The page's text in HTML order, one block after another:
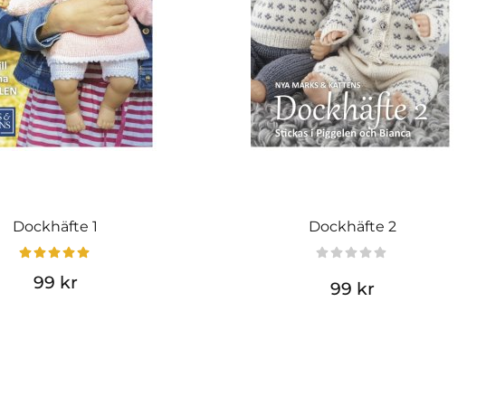
Dockhäfte 1
99 kr
Dockhäfte 2
99 kr